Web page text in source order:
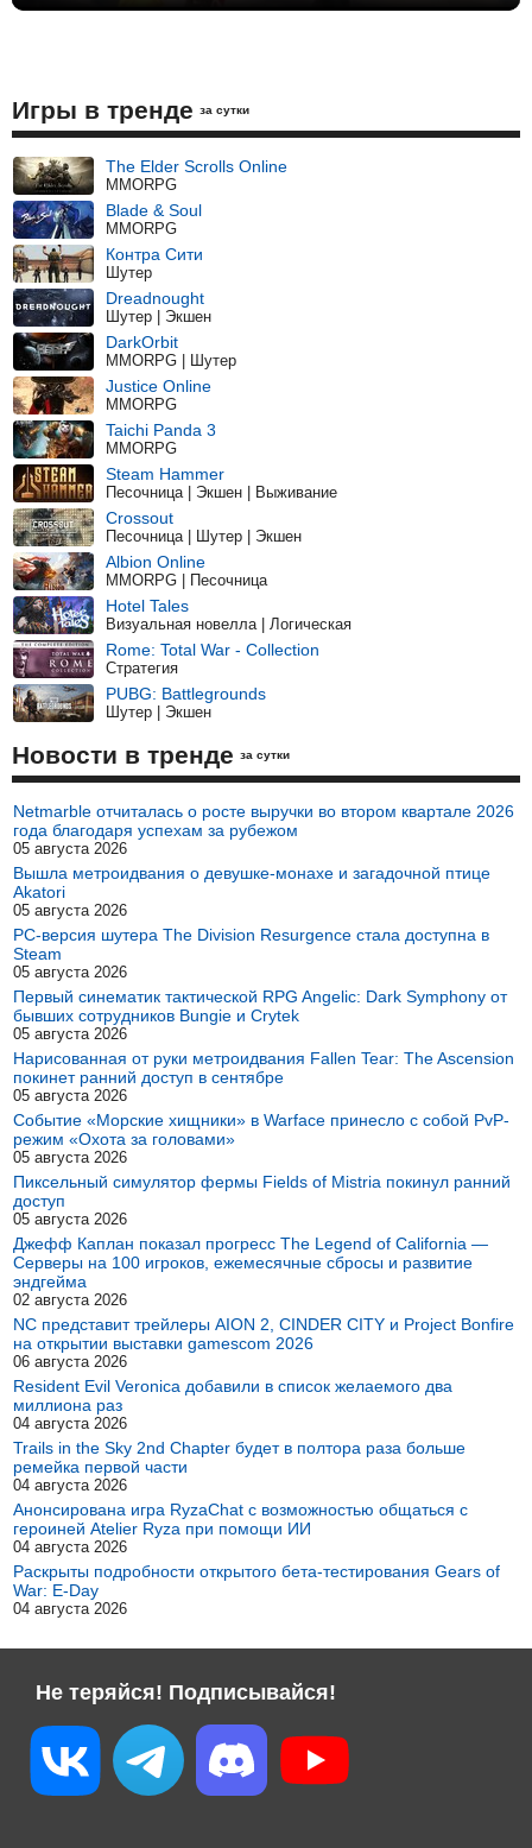
Игры в тренде за сутки
The Elder Scrolls Online
MMORPG
Blade & Soul
MMORPG
Контра Сити
Шутер
Dreadnought
Шутер | Экшен
DarkOrbit
MMORPG | Шутер
Justice Online
MMORPG
Taichi Panda 3
MMORPG
Steam Hammer
Песочница | Экшен | Выживание
Crossout
Песочница | Шутер | Экшен
Albion Online
MMORPG | Песочница
Hotel Tales
Визуальная новелла | Логическая
Rome: Total War - Collection
Стратегия
PUBG: Battlegrounds
Шутер | Экшен
Новости в тренде за сутки
Netmarble отчиталась о росте выручки во втором квартале 2026
года благодаря успехам за рубежом
05 августа 2026
Вышла метроидвания о девушке-монахе и загадочной птице
Akatori
05 августа 2026
PC-версия шутера The Division Resurgence стала доступна в
Steam
05 августа 2026
Первый синематик тактической RPG Angelic: Dark Symphony от
бывших сотрудников Bungie и Crytek
05 августа 2026
Нарисованная от руки метроидвания Fallen Tear: The Ascension
покинет ранний доступ в сентябре
05 августа 2026
Событие «Морские хищники» в Warface принесло с собой PvP-
режим «Охота за головами»
05 августа 2026
Пиксельный симулятор фермы Fields of Mistria покинул ранний
доступ
05 августа 2026
Джефф Каплан показал прогресс The Legend of California —
Серверы на 100 игроков, ежемесячные сбросы и развитие
эндгейма
02 августа 2026
NC представит трейлеры AION 2, CINDER CITY и Project Bonfire
на открытии выставки gamescom 2026
06 августа 2026
Resident Evil Veronica добавили в список желаемого два
миллиона раз
04 августа 2026
Trails in the Sky 2nd Chapter будет в полтора раза больше
ремейка первой части
04 августа 2026
Анонсирована игра RyzaChat с возможностью общаться с
героиней Atelier Ryza при помощи ИИ
04 августа 2026
Раскрыты подробности открытого бета-тестирования Gears of
War: E-Day
04 августа 2026
Не теряйся! Подписывайся!